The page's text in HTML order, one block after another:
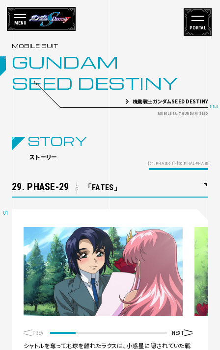
PORTAL
MENU
GUNDAM
SEED DESTINY
機動戦士ガンダムSEED DESTINY
STORY
ストーリー
[01. PHASE-01] - [50.FINAL-PHASE]
29. PHASE-29 「FATES」
PREV NEXT
シャトルを奪って地球を離れたラクスは、小惑星に隠されていた戦